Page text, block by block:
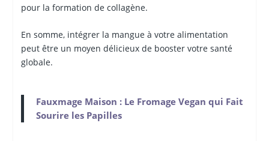
pour la formation de collagène.
En somme, intégrer la mangue à votre alimentation
peut être un moyen délicieux de booster votre santé
globale.
Fauxmage Maison : Le Fromage Vegan qui Fait
Sourire les Papilles